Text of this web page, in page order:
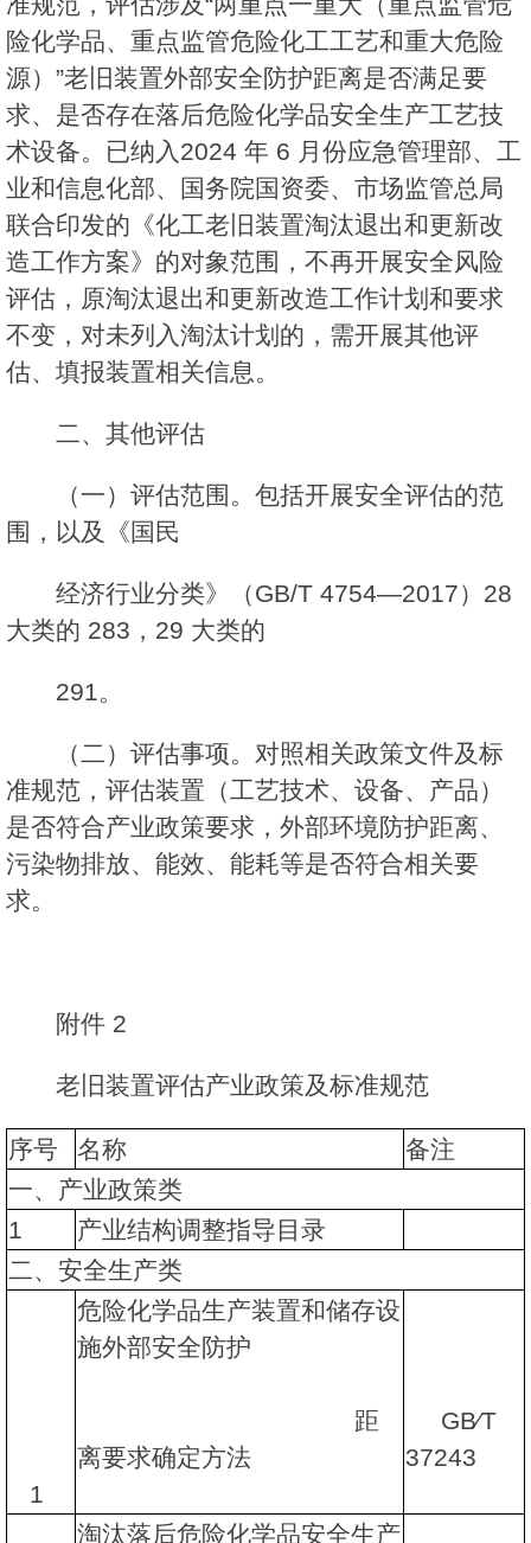
险化学品、重点监管危险化工工艺和重大危险
源）”老旧装置外部安全防护距离是否满足要
求、是否存在落后危险化学品安全生产工艺技
术设备。已纳入2024 年 6 月份应急管理部、工
业和信息化部、国务院国资委、市场监管总局
联合印发的《化工老旧装置淘汰退出和更新改
造工作方案》的对象范围，不再开展安全风险
评估，原淘汰退出和更新改造工作计划和要求
不变，对未列入淘汰计划的，需开展其他评
估、填报装置相关信息。
二、其他评估
（一）评估范围。包括开展安全评估的范
围，以及《国民
经济行业分类》（GB/T 4754—2017）28
大类的 283，29 大类的
291。
（二）评估事项。对照相关政策文件及标
准规范，评估装置（工艺技术、设备、产品）
是否符合产业政策要求，外部环境防护距离、
污染物排放、能效、能耗等是否符合相关要
求。
附件 2
老旧装置评估产业政策及标准规范
序号 名称
备注
一、产业政策类
1
产业结构调整指导目录
二、安全生产类
1
危险化学品生产装置和储存设
施外部安全防护
距
离要求确定方法
GB∕T
37243
淘汰落后危险化学品安全生产